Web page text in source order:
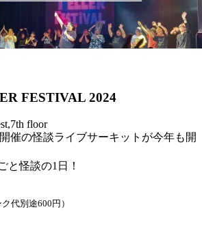
FESTIVAL 2024
floor
催の怪談ライブサーキットが今年も開
と怪談の1日！
代別途600円）